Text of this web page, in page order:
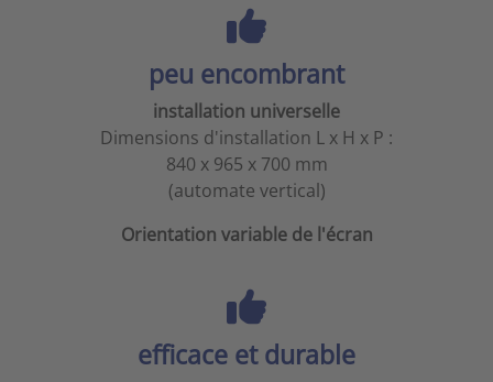
peu encombrant
installation universelle
Dimensions d'installation L x H x P :
840 x 965 x 700 mm
(automate vertical)
Orientation variable de l'écran
efficace et durable